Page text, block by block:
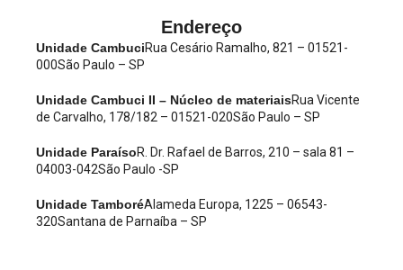
Endereço
Unidade CambuciRua Cesário Ramalho, 821 – 01521-
000São Paulo – SP
Unidade Cambuci II – Núcleo de materiaisRua Vicente
de Carvalho, 178/182 – 01521-020São Paulo – SP
Unidade ParaísoR. Dr. Rafael de Barros, 210 – sala 81 –
04003-042São Paulo -SP
Unidade TamboréAlameda Europa, 1225 – 06543-
320Santana de Parnaíba – SP